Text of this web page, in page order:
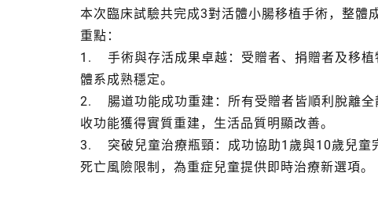
本次臨床試驗共完成3對活體小腸移植手術，整體
重點：
1. 手術與存活成果卓越：受贈者、捐贈者及移植
體系成熟穩定。
2. 腸道功能成功重建：所有受贈者皆順利脫離全
收功能獲得實質重建，生活品質明顯改善。
3. 突破兒童治療瓶頸：成功協助1歲與10歲兒童
死亡風險限制，為重症兒童提供即時治療新選項。